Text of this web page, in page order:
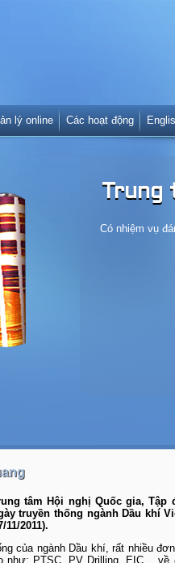
Trung
Có nhiệm vụ
lý online Các hoạt động
tâm Hội nghị Quốc gia, Tập
truyền thống ngành Dầu khí
2011).
của ngành Dầu khí, rất nhiều
như: PTSC, PV Drilling, EIC…